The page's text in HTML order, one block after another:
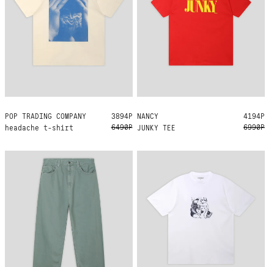
POP TRADING COMPANY
headache t-shirt
XL
3894Р
6490Р
NANCY
JUNKY TEE
L
4194Р
6990Р